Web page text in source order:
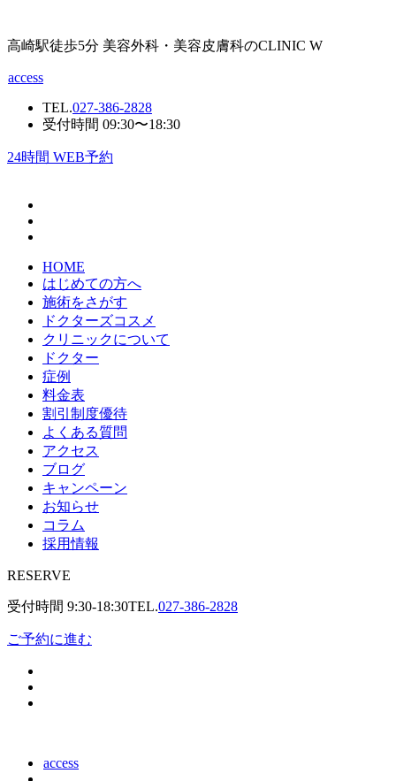
高崎駅徒歩5分 美容外科・美容皮膚科のCLINIC W
access
TEL.027-386-2828
受付時間 09:30〜18:30
24時間 WEB予約
HOME
はじめての方へ
施術をさがす
ドクターズコスメ
クリニックについて
ドクター
症例
料金表
割引制度優待
よくある質問
アクセス
ブログ
キャンペーン
お知らせ
コラム
採用情報
RESERVE
受付時間 9:30-18:30TEL.027-386-2828
ご予約に進む
access